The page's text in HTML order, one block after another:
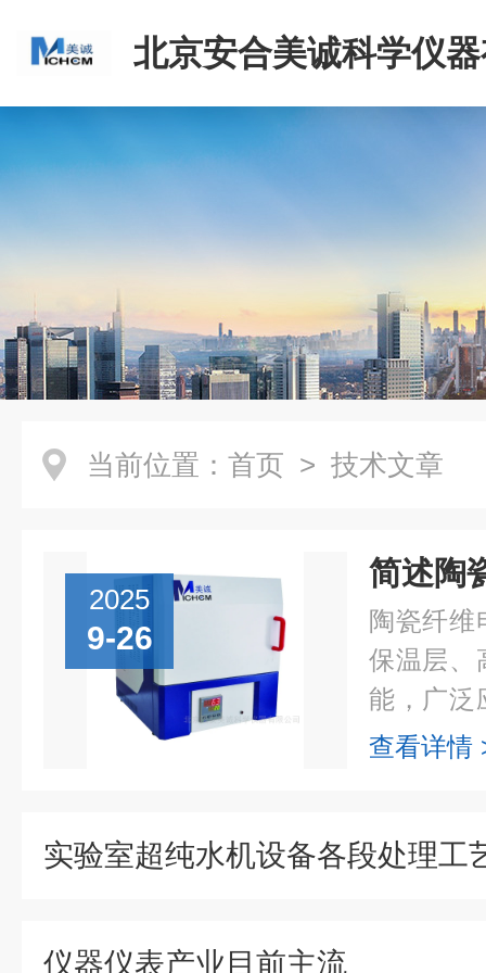
北京安合美诚科学仪
司
当前位置： 首页 > 技术文章
2025
9-26
陶瓷纤维
保温层、
能，广泛
领域。其
查看详情
实验室超纯水机设备各段处理工
仪器仪表产业目前主流